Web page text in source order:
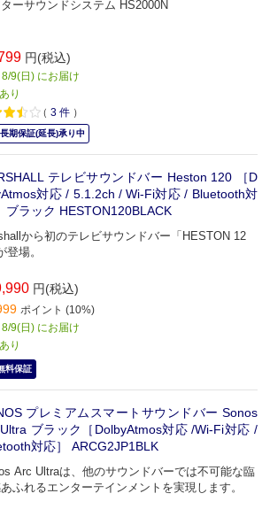
ーサウンドシステム HS2000N
円(税込)
9(日) にお届け
り
（ 3 件 ）
期保証(延長)承り中
テレビサウンドバー Heston 120 ［D
対応 / 5.1.2ch / Wi-Fi対応 / Bluetooth対
ブラック HESTON120BLACK
から初のテレビサウンドバー「HESTON 12
登場。
円(税込)
ポイント (10%)
9(日) にお届け
り
料保証
プレミアムスマートサウンドバー Sonos
ブラック［DolbyAtmos対応 /Wi-Fi対応 /
対応］ ARCG2JP1BLK
Arc Ultraは、他のサウンドバーでは不可能な臨
ふれるエンターテインメントを実現します。